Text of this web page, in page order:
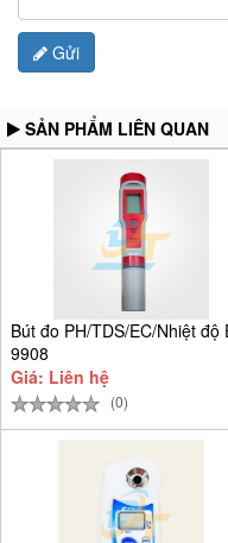
Gửi
SẢN PHẨM LIÊN QUAN
Bút đo PH/TDS/EC/Nhiệt độ
9908
Giá: Liên hệ
(0)